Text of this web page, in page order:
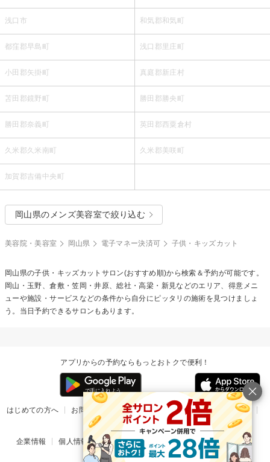
浅口市 和気郡和気町
都窪郡早島町 浅口郡里庄町
小田郡矢掛町 真庭郡新庄村
苫田郡鏡野町 勝田郡勝央町
勝田郡奈義町 英田郡西粟倉村
久米郡久米南町 久米郡美咲町
加賀郡吉備中央町
岡山県のメンズ美容室で絞り込む
美容院・美容室 岡山県 電子マネー決済可 子供・キッズカット
岡山県の子供・キッズカット サロン(おすすめ順)から検索＆予約が可能です。
岡山・玉野、倉敷・笠岡・井原、総社・高梁・新見などのエリア、得意メニ
ューや施設・サービスなどの条件から自分にピッタリの施術を見つけましょ
う。当日予約できるサロンもあります。
アプリからの予約ならもっとおトクで便利！
はじめての方へ お問い合わせ ヘルプ リリース情報
利用規約
掲載ご希望のサロン様
企業情報 個人情報保護方針 楽天のサービス一覧 アプリ一覧
© Rakuten Group, Inc.